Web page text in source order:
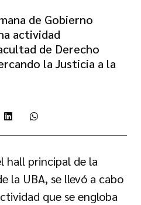
de Gobierno
actividad
de Derecho
la Justicia a la
hall principal de la
la UBA, se llevó a cabo
que se engloba